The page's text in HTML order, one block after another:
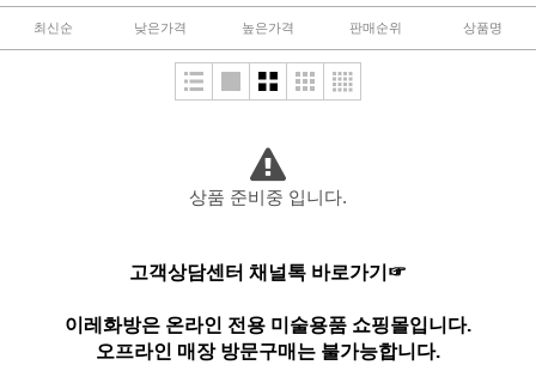
최신순 낮은가격 높은가격 판매순위 상품명
상품 준비중 입니다.
고객상담센터 채널톡 바로가기☞
이레화방은 온라인 전용 미술용품 쇼핑몰입니다.
오프라인 매장 방문구매는 불가능합니다.